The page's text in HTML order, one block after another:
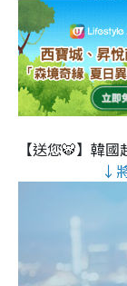
【送您🐯】韓
↓